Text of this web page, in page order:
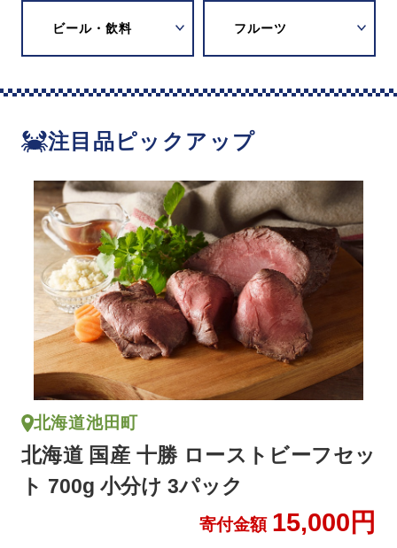
ビール・飲料 フルーツ
注目品ピックアップ
北海道池田町
北海道 国産 十勝 ローストビーフセッ
ト 700g 小分け 3パック
寄付金額 15,000円